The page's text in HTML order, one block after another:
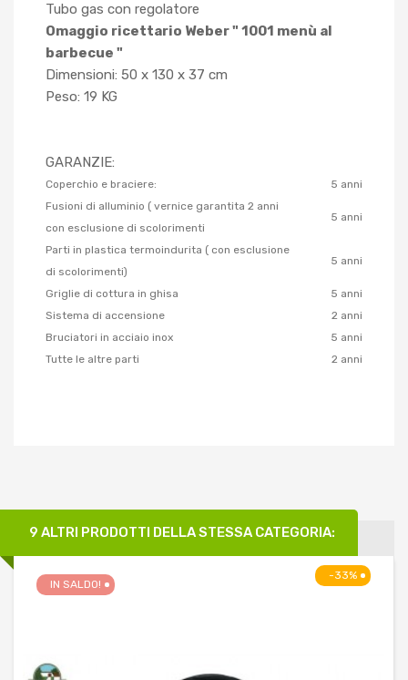
Tubo gas con regolatore
Omaggio ricettario Weber " 1001 menù al
barbecue "
Dimensioni: 50 x 130 x 37 cm
Peso: 19 KG
GARANZIE:
Coperchio e braciere:
5 anni
Fusioni di alluminio ( vernice garantita 2 anni
con esclusione di scolorimenti
5 anni
Parti in plastica termoindurita ( con esclusione
di scolorimenti)
5 anni
Griglie di cottura in ghisa
5 anni
Sistema di accensione
2 anni
Bruciatori in acciaio inox
5 anni
Tutte le altre parti
2 anni
9 ALTRI PRODOTTI DELLA STESSA CATEGORIA:
-33%
IN SALDO!